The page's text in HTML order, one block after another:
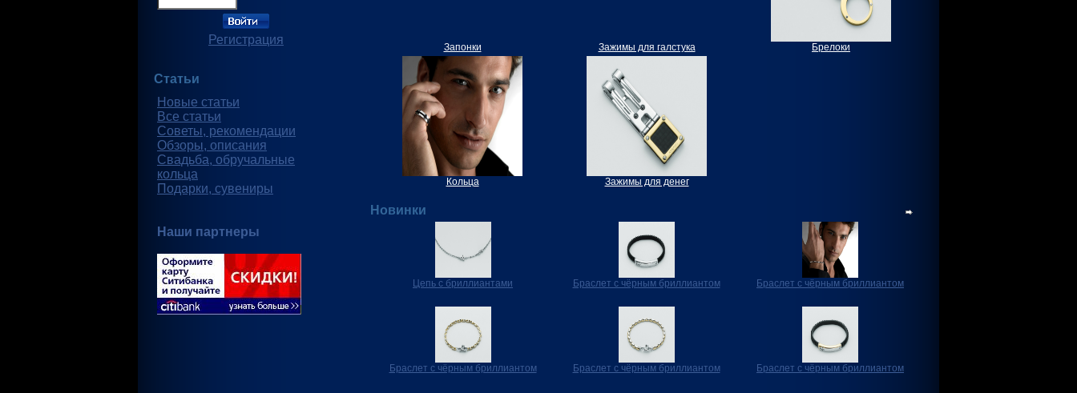
Регистрация
Статьи
Новые статьи
Все статьи
Советы, рекомендации
Обзоры, описания
Свадьба, обручальные
кольца
Подарки, сувениры
Наши партнеры
Запонки Зажимы для галстука Брелоки
Кольца Зажимы для денег
Новинки
Цепь с бриллиантами Браслет с чёрным бриллиантом Браслет с чёрным бриллиантом
Браслет с чёрным бриллиантом Браслет с чёрным бриллиантом Браслет с чёрным бриллиантом